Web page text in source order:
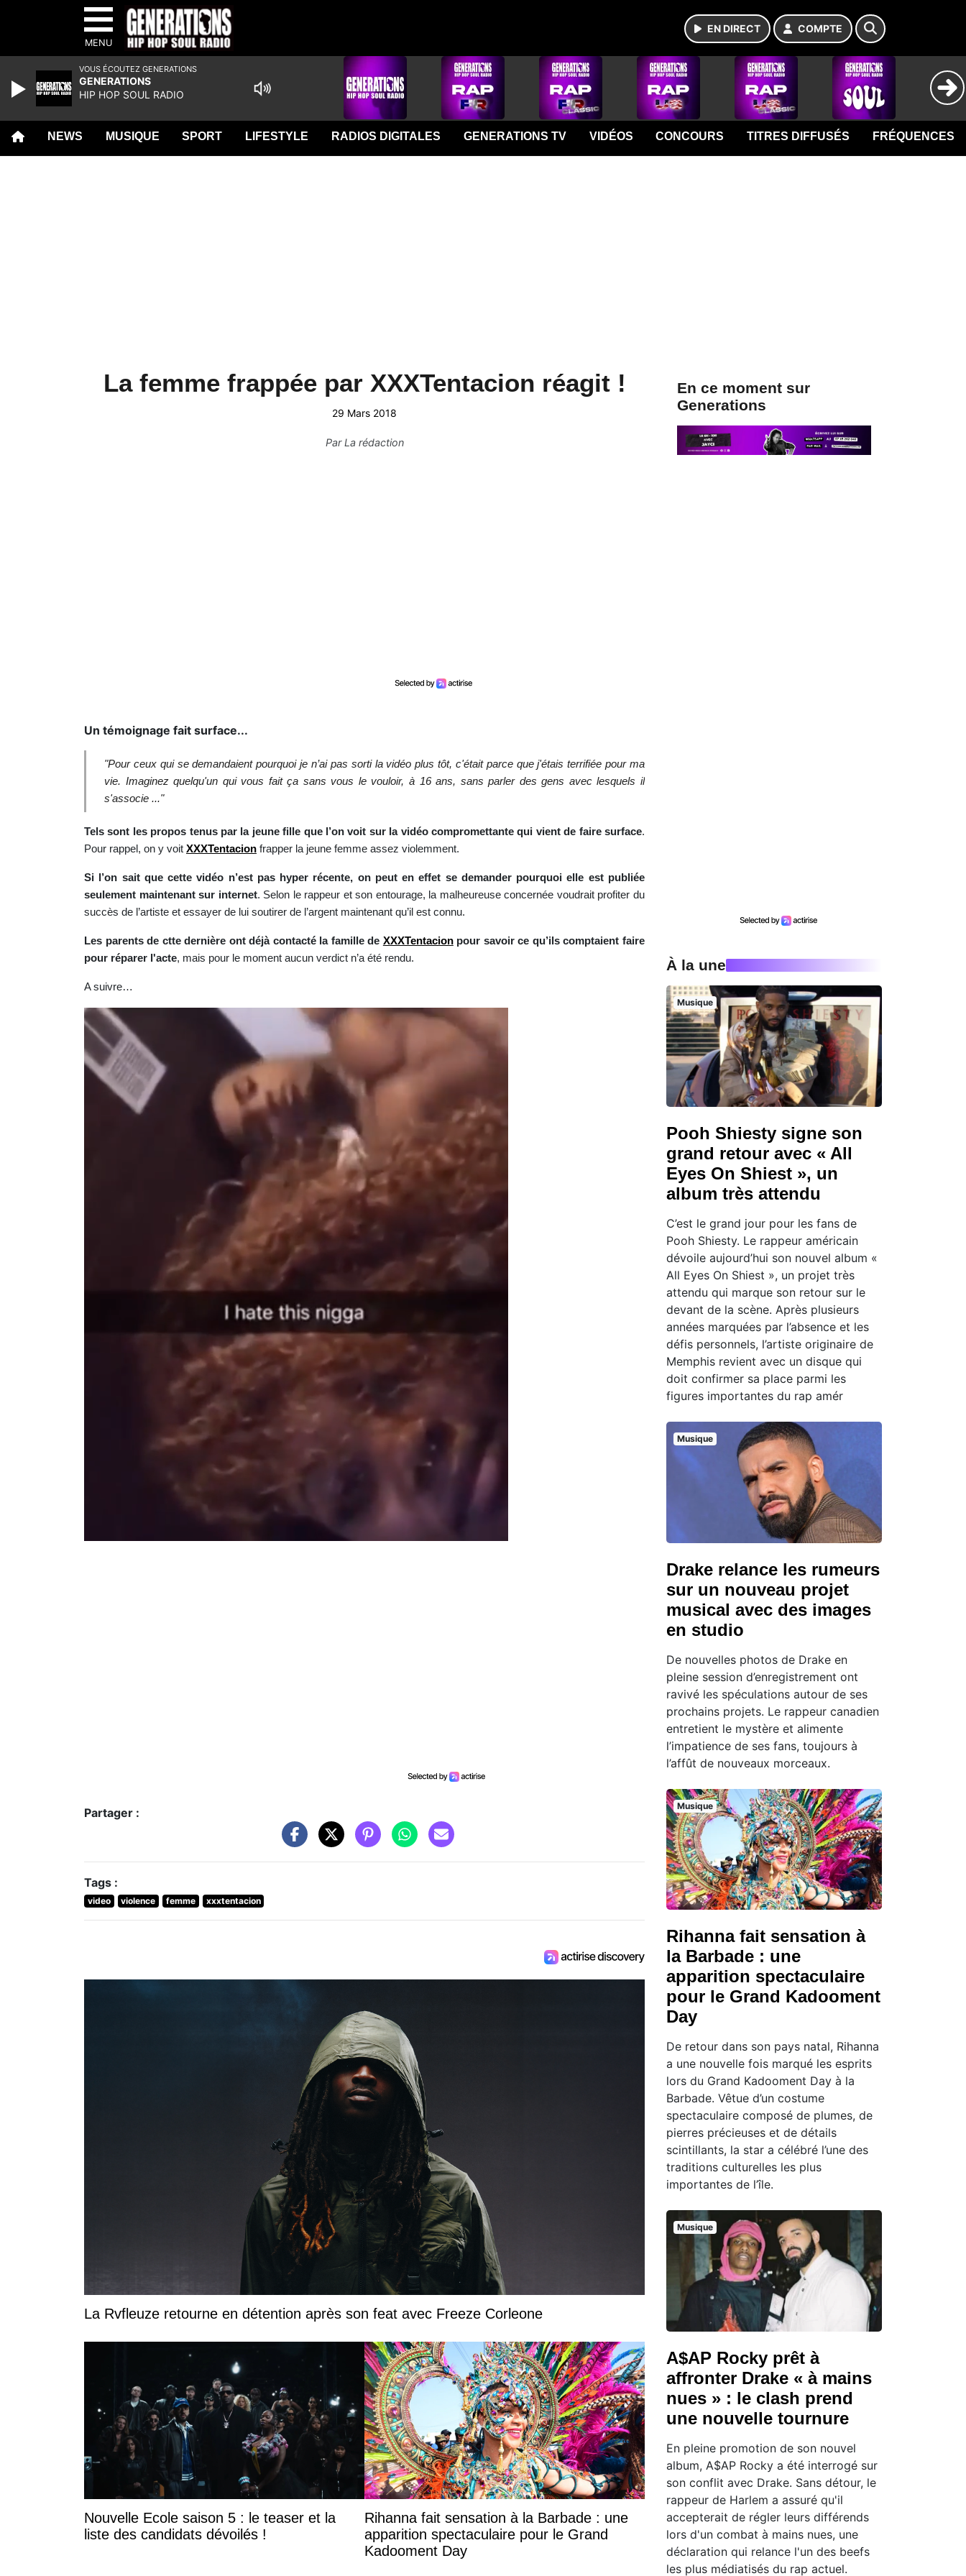
MENU
EN DIRECT COMPTE
NEWS MUSIQUE SPORT LIFESTYLE RADIOS DIGITALES GENERATIONS TV VIDÉOS CONCOURS TITRES DIFFUSÉS FRÉQUENCES
La femme frappée par XXXTentacion réagit !
29 Mars 2018
ParLa rédaction
Un témoignage fait surface...
"Pour ceux qui se demandaient pourquoi je n’ai pas sorti la vidéo plus tôt, c'était parce que j'étais terrifiée pour ma
vie. Imaginez quelqu'un qui vous fait ça sans vous le vouloir, à 16 ans, sans parler des gens avec lesquels il
s'associe ..."
Tels sont les propos tenus par la jeune fille que l’on voit sur la vidéo compromettante qui vient de faire surface.
Pour rappel, on y voit XXXTentacion frapper la jeune femme assez violemment.
Si l’on sait que cette vidéo n’est pas hyper récente, on peut en effet se demander pourquoi elle est publiée
seulement maintenant sur internet. Selon le rappeur et son entourage, la malheureuse concernée voudrait profiter du
succès de l’artiste et essayer de lui soutirer de l’argent maintenant qu’il est connu.
Les parents de ctte dernière ont déjà contacté la famille de XXXTentacionpour savoir ce qu’ils comptaient faire
pour réparer l'acte, mais pour le moment aucun verdict n’a été rendu.
A suivre…
Partager :
Tags :
video violence femme xxxtentacion
La Rvfleuze retourne en détention après son feat avec Freeze Corleone
Nouvelle Ecole saison 5 : le teaser et la
liste des candidats dévoilés !
Rihanna fait sensation à la Barbade : une
apparition spectaculaire pour le Grand
Kadooment Day
En ce moment sur
Generations
À la une
Musique
Pooh Shiesty signe son
grand retour avec « All
Eyes On Shiest », un
album très attendu
C’est le grand jour pour les fans de
Pooh Shiesty. Le rappeur américain
dévoile aujourd’hui son nouvel album «
All Eyes On Shiest », un projet très
attendu qui marque son retour sur le
devant de la scène. Après plusieurs
années marquées par l’absence et les
défis personnels, l’artiste originaire de
Memphis revient avec un disque qui
doit confirmer sa place parmi les
figures importantes du rap amér
Musique
Drake relance les rumeurs
sur un nouveau projet
musical avec des images
en studio
De nouvelles photos de Drake en
pleine session d’enregistrement ont
ravivé les spéculations autour de ses
prochains projets. Le rappeur canadien
entretient le mystère et alimente
l’impatience de ses fans, toujours à
l’affût de nouveaux morceaux.
Musique
Rihanna fait sensation à
la Barbade : une
apparition spectaculaire
pour le Grand Kadooment
Day
De retour dans son pays natal, Rihanna
a une nouvelle fois marqué les esprits
lors du Grand Kadooment Day à la
Barbade. Vêtue d’un costume
spectaculaire composé de plumes, de
pierres précieuses et de détails
scintillants, la star a célébré l’une des
traditions culturelles les plus
importantes de l’île.
Musique
A$AP Rocky prêt à
affronter Drake « à mains
nues » : le clash prend
une nouvelle tournure
En pleine promotion de son nouvel
album, A$AP Rocky a été interrogé sur
son conflit avec Drake. Sans détour, le
rappeur de Harlem a assuré qu'il
accepterait de régler leurs différends
lors d'un combat à mains nues, une
déclaration qui relance l'un des beefs
les plus médiatisés du rap actuel.
VOUS ÉCOUTEZ GENERATIONS
GENERATIONS
HIP HOP SOUL RADIO